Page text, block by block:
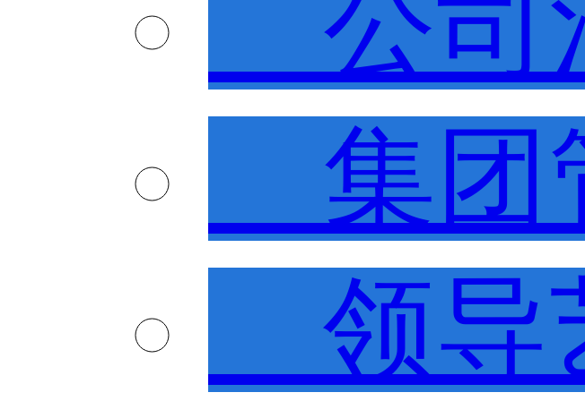
公司
集团
领导